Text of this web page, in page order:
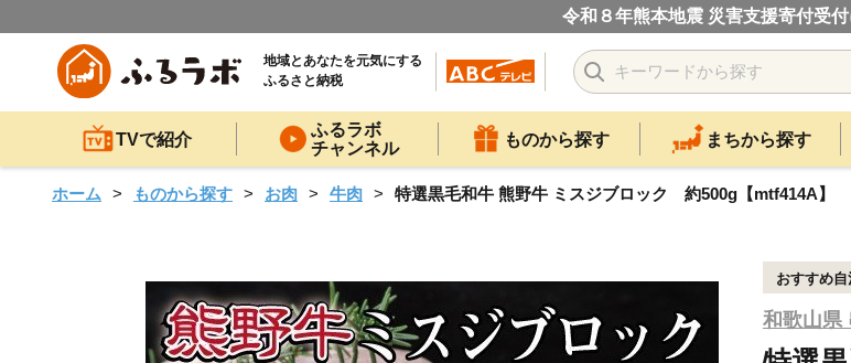
令和８年熊本地震 災害支援寄付受
地域とあなたを元気にする
ふるさと納税
TVで紹介
ふるラボ
チャンネル
ものから探す まちから探す
ホーム ものから探す お肉 牛肉 特選黒毛和牛 熊野牛 ミスジブロック 約500g【mtf414A】
おすすめ自
和歌山県